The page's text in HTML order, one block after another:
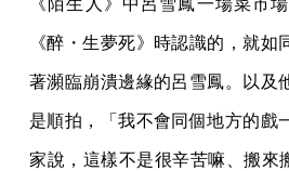
《陌生人》中呂雪鳳一場菜市
《醉・生夢死》時認識的，就如
著瀕臨崩潰邊緣的呂雪鳳。以及
是順拍，「我不會同個地方的戲
家說，這樣不是很辛苦嘛、搬來